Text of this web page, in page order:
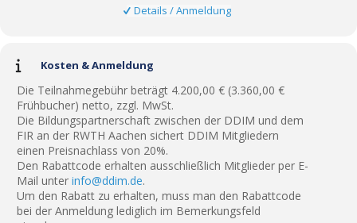
Details / Anmeldung
Kosten & Anmeldung
Die Teilnahmegebühr beträgt 4.200,00 € (3.360,00 €
Frühbucher) netto, zzgl. MwSt.
Die Bildungspartnerschaft zwischen der DDIM und dem
FIR an der RWTH Aachen sichert DDIM Mitgliedern
einen Preisnachlass von 20%.
Den Rabattcode erhalten ausschließlich Mitglieder per E-
Mail unter info@ddim.de.
Um den Rabatt zu erhalten, muss man den Rabattcode
bei der Anmeldung lediglich im Bemerkungsfeld